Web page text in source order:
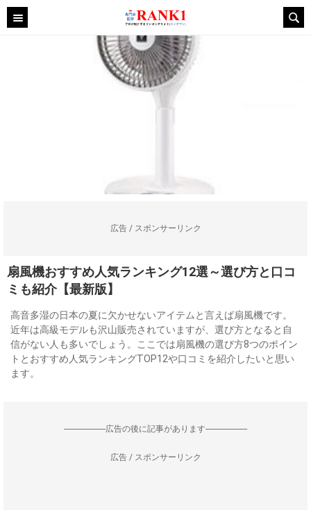
広告 / スポンサーリンク
扇風機おすすめ人気ランキング12選～選び方と口コ
ミも紹介【最新版】
高音多湿の日本の夏に欠かせないアイテムと言えば扇風機です。
近年は高級モデルも沢山販売されていますが、選び方となると自
信がない人も多いでしょう。ここでは扇風機の選び方8つのポイン
トとおすすめ人気ランキングTOP12や口コミを紹介したいと思い
ます。
--------------------広告の後に記事があります--------------------
広告 / スポンサーリンク